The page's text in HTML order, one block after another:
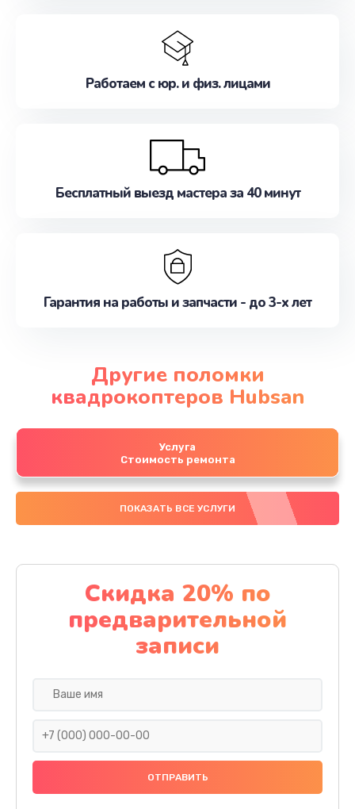
Работаем с юр. и физ. лицами
Бесплатный выезд мастера за 40 минут
Гарантия на работы и запчасти - до 3-х лет
Другие поломки
квадрокоптеров Hubsan
Услуга
Стоимость ремонта
ПОКАЗАТЬ ВСЕ УСЛУГИ
Скидка 20% по
предварительной
записи